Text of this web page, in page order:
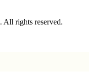
. All rights reserved.